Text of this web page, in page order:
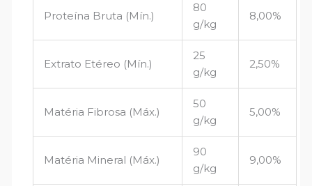
Proteína Bruta (Mín.)
80
g/kg
8,00%
Extrato Etéreo (Mín.)
25
g/kg
2,50%
Matéria Fibrosa (Máx.)
50
g/kg
5,00%
Matéria Mineral (Máx.)
90
g/kg
9,00%